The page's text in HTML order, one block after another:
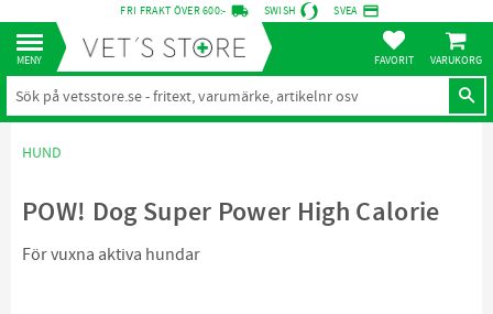
Meny
FRI FRAKT ÖVER 600:- local_shipping SWISH SVEA credit_card
FAVORITER
HUND
POW! Dog Super Power High Calorie
För vuxna aktiva hundar